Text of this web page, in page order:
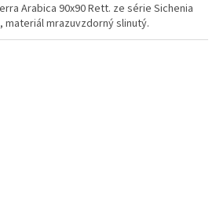
Arabica 90x90 Rett. ze série Sichenia
materiál mrazuvzdorný slinutý.